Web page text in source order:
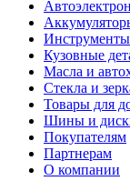
Кузовные
Масла и
Стекла и
Товары для
Шины и
Покупателям
Партнерам
О компании